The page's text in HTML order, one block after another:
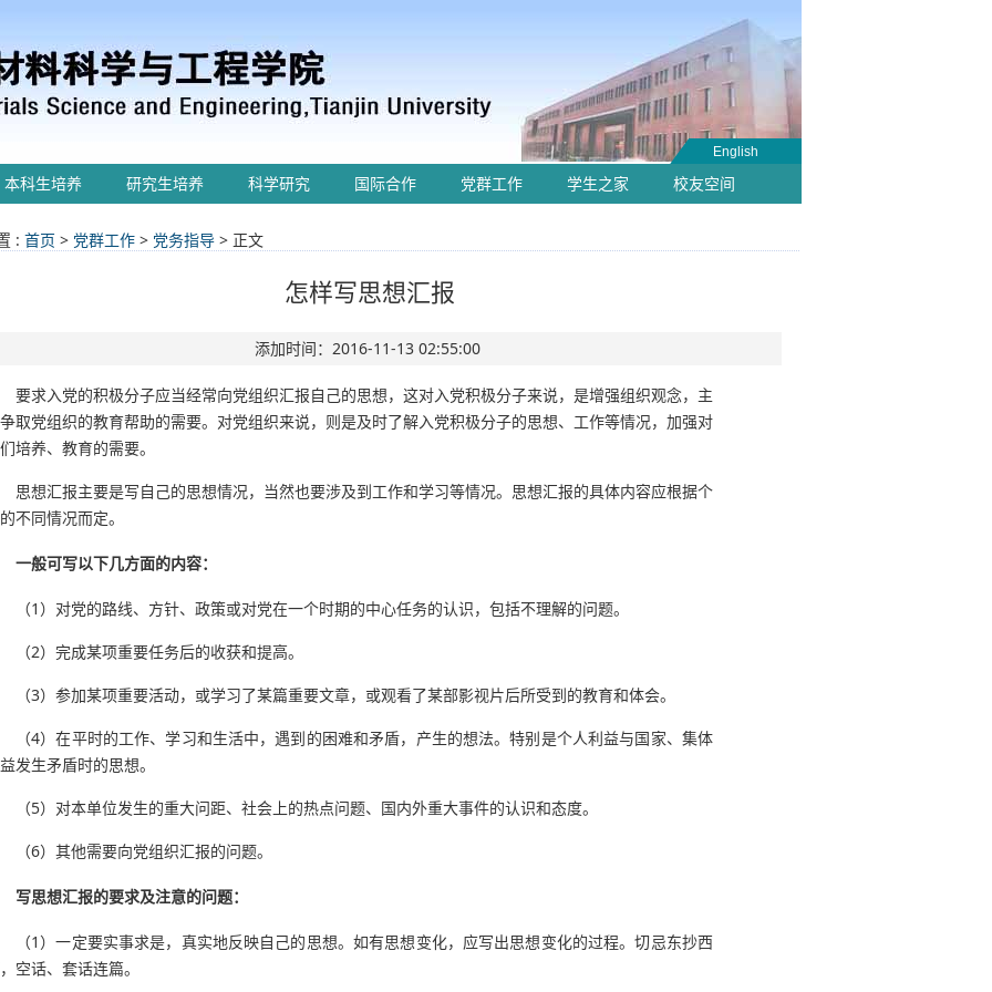
English
本科生培养 研究生培养 科学研究 国际合作 党群工作 学生之家 校友空间
: 首页 > 党群工作 > 党务指导 > 正文
怎样写思想汇报
添加时间：2016-11-13 02:55:00
要求入党的积极分子应当经常向党组织汇报自己的思想，这对入党积极分子来说，是增强组织观念，主
取党组织的教育帮助的需要。对党组织来说，则是及时了解入党积极分子的思想、工作等情况，加强对
培养、教育的需要。
思想汇报主要是写自己的思想情况，当然也要涉及到工作和学习等情况。思想汇报的具体内容应根据个
不同情况而定。
一般可写以下几方面的内容：
（1）对党的路线、方针、政策或对党在一个时期的中心任务的认识，包括不理解的问题。
（2）完成某项重要任务后的收获和提高。
（3）参加某项重要活动，或学习了某篇重要文章，或观看了某部影视片后所受到的教育和体会。
（4）在平时的工作、学习和生活中，遇到的困难和矛盾，产生的想法。特别是个人利益与国家、集体
发生矛盾时的思想。
（5）对本单位发生的重大问距、社会上的热点问题、国内外重大事件的认识和态度。
（6）其他需要向党组织汇报的问题。
写思想汇报的要求及注意的问题：
（1）一定要实事求是，真实地反映自己的思想。如有思想变化，应写出思想变化的过程。切忌东抄西
空话、套话连篇。